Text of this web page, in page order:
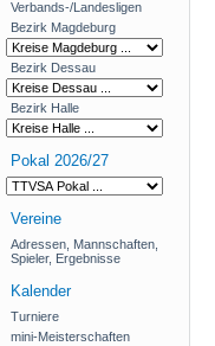
Verbands-/Landesligen
Bezirk Magdeburg
Bezirk Dessau
Bezirk Halle
Pokal 2026/27
Vereine
Adressen, Mannschaften,
Spieler, Ergebnisse
Kalender
Turniere
mini-Meisterschaften